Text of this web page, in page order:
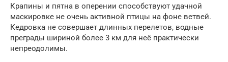
Крапины и пятна в оперении способствуют удачной
маскировке не очень активной птицы на фоне ветвей.
Кедровка не совершает длинных перелетов, водные
преграды шириной более 3 км для неё практически
непреодолимы.